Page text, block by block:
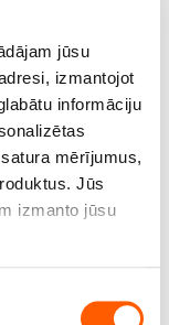
jūsu
izmantojot
informāciju
mērījumus,
Jūs
izmanto jūsu